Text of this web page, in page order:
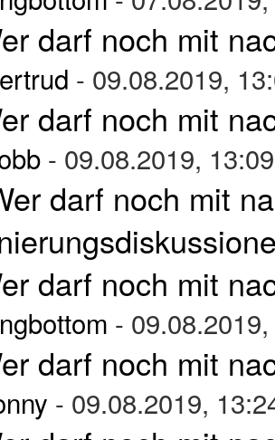
darf noch mit
- 09.08.2019,
darf noch mit
- 09.08.2019, 13:09
darf noch mit
darf noch mit
-
darf noch mit
- 09.08.2019,